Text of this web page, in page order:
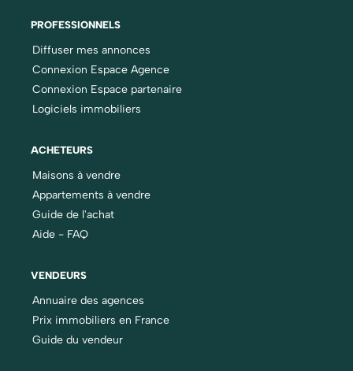
PROFESSIONNELS
Diffuser mes annonces
Connexion Espace Agence
Connexion Espace partenaire
Logiciels immobiliers
ACHETEURS
Maisons à vendre
Appartements à vendre
Guide de l'achat
Aide - FAQ
VENDEURS
Annuaire des agences
Prix immobiliers en France
Guide du vendeur